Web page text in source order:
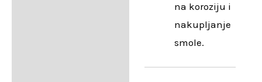
na koroziju i
nakupljanje
smole.